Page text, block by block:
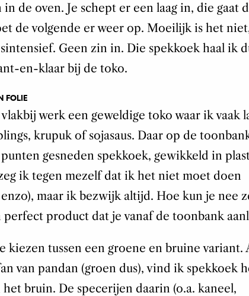
de oven. Je schept er een laag in, die gaat
de volgende er weer op. Moeilijk is het
Geen zin in. Die spekkoek haal ik
en-klaar bij de toko.
FOLIE
werk een geweldige toko waar ik vaak
krupuk of sojasaus. Daar op de
gesneden spekkoek, gewikkeld in
ik tegen mezelf dat ik het niet moet doen
maar ik bezwijk altijd. Hoe kun je nee
perfect product dat je vanaf de toonbank
kiezen tussen een groene en bruine variant.
van pandan (groen dus), vind ik spekkoek
bruin. De specerijen daarin (o.a. kaneel,